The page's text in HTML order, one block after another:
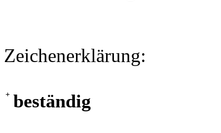
Zeichenerklärung:
+ beständig